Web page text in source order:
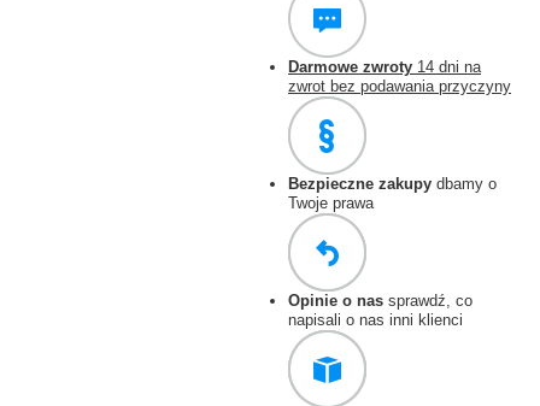
Darmowe zwroty 14 dni na
zwrot bez podawania przyczyny
Bezpieczne zakupy dbamy o
Twoje prawa
Opinie o nas sprawdź, co
napisali o nas inni klienci